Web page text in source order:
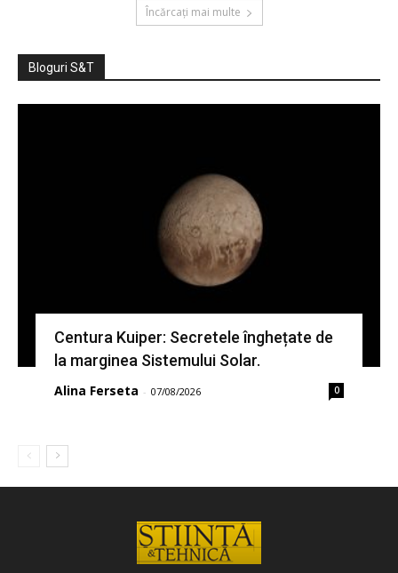
Încărcați mai multe
Bloguri S&T
Centura Kuiper: Secretele înghețate de
la marginea Sistemului Solar.
Alina Ferseta - 07/08/2026 0